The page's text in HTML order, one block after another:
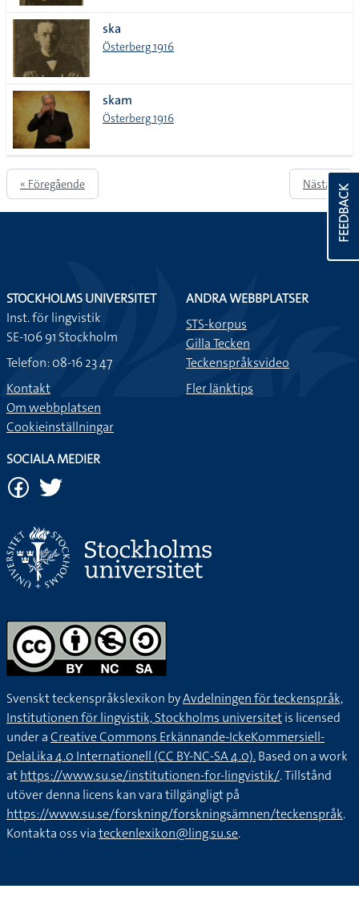
ska
Österberg 1916
skam
Österberg 1916
« Föregående Nästa »
FEEDBACK
STOCKHOLMS UNIVERSITET
Inst. för lingvistik
SE-106 91 Stockholm
Telefon: 08-16 23 47
Kontakt
Om webbplatsen
Cookieinställningar
ANDRA WEBBPLATSER
STS-korpus
Gilla Tecken
Teckenspråksvideo
Fler länktips
SOCIALA MEDIER
Svenskt teckenspråkslexikon byAvdelningen för teckenspråk,
Institutionen för lingvistik, Stockholms universitetis licensed
under aCreative Commons Erkännande-IckeKommersiell-
DelaLika 4.0 Internationell (CC BY-NC-SA 4.0).Based on a work
athttps://www.su.se/institutionen-for-lingvistik/. Tillstånd
utöver denna licens kan vara tillgängligt på
https://www.su.se/forskning/forskningsämnen/teckenspråk.
Kontakta oss viateckenlexikon@ling.su.se.